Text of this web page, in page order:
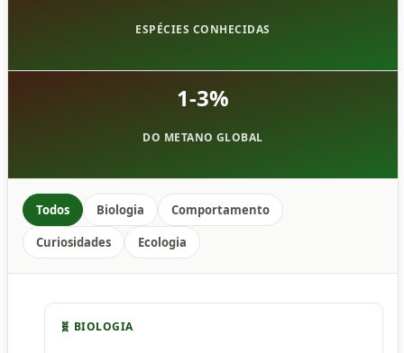
ESPÉCIES CONHECIDAS
1-3%
DO METANO GLOBAL
Todos Biologia
Comportamento
Curiosidades
Ecologia
🧬 BIOLOGIA